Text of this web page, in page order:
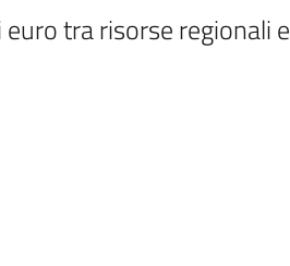
tra risorse regionali